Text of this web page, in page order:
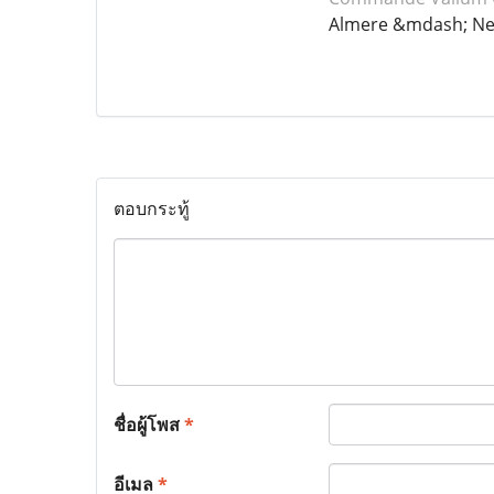
Almere &mdash;
ตอบกระทู้
ชื่อผู้โพส*
อีเมล*